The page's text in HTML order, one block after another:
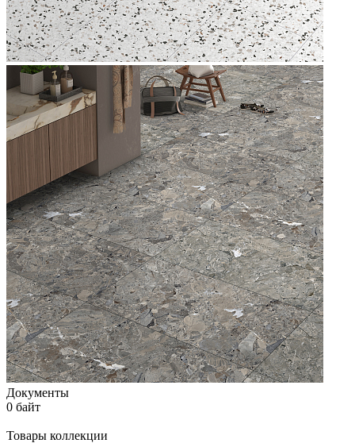
Документы
0 байт
Товары коллекции